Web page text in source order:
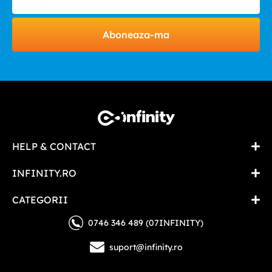
Aboneaza-ma
HELP & CONTACT
INFINITY.RO
CATEGORII
0746 346 489 (07INFINITY)
suport@infinity.ro